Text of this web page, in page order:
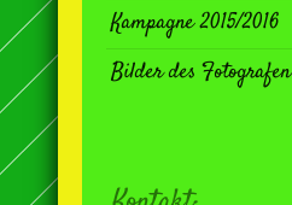
Kampagne 2015/2016
Bilder des Fotografen